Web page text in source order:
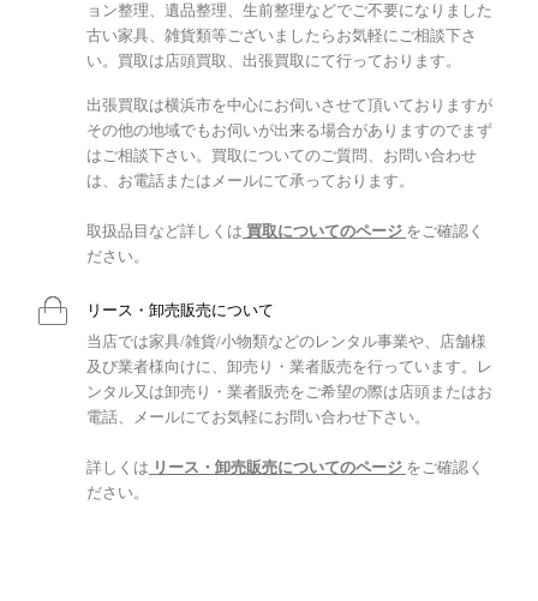
ョン整理、遺品整理、生前整理などでご不要になりました
古い家具、雑貨類等ございましたらお気軽にご相談下さ
い。買取は店頭買取、出張買取にて行っております。
出張買取は横浜市を中心にお伺いさせて頂いておりますが
その他の地域でもお伺いが出来る場合がありますのでまず
はご相談下さい。買取についてのご質問、お問い合わせ
は、お電話またはメールにて承っております。
取扱品目など詳しくは 買取についてのページ をご確認く
ださい。
リース・卸売販売について
当店では家具/雑貨/小物類などのレンタル事業や、店舗様
及び業者様向けに、卸売り・業者販売を行っています。レ
ンタル又は卸売り・業者販売をご希望の際は店頭またはお
電話、メールにてお気軽にお問い合わせ下さい。
詳しくは リース・卸売販売についてのページ をご確認く
ださい。